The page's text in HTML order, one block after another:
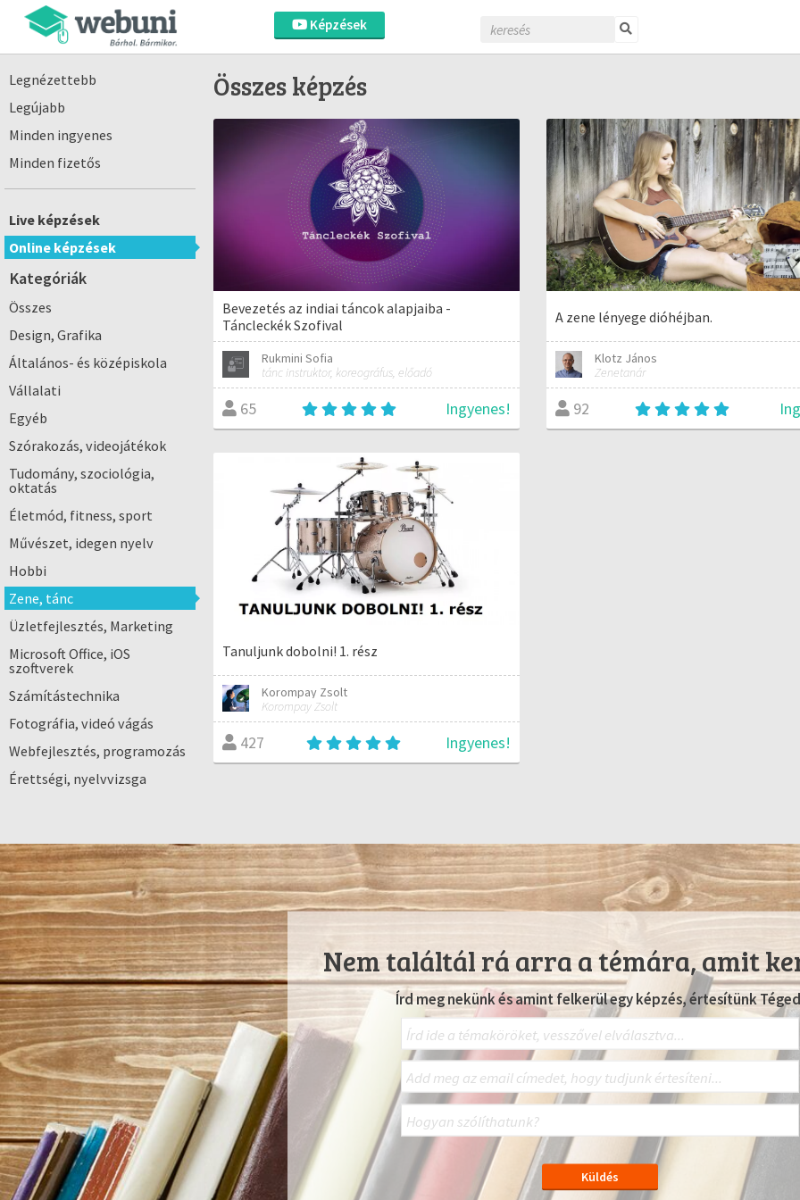
Képzések
Legnézettebb
Legújabb
Minden ingyenes
Minden fizetős
Live képzések
Online képzések
Kategóriák
Összes
Design, Grafika
Általános- és középiskola
Vállalati
Egyéb
Szórakozás, videojátékok
Tudomány, szociológia,
oktatás
Életmód, fitness, sport
Művészet, idegen nyelv
Hobbi
Zene, tánc
Üzletfejlesztés, Marketing
Microsoft Office, iOS
szoftverek
Számítástechnika
Fotográfia, videó vágás
Webfejlesztés, programozás
Érettségi, nyelvvizsga
Összes képzés
Bevezetés az indiai táncok alapjaiba -
Táncleckék Szofival
Rukmini Sofia
tánc instruktor, koreográfus, előadó
65 Ingyenes!
A zene lényege dióhéjban.
Klotz János
Zenetanár
92
Tanuljunk dobolni! 1. rész
Korompay Zsolt
Korompay Zsolt
427 Ingyenes!
Nem találtál rá arra a témára, amit
Írd meg nekünk és amint felkerül egy képzés, értesítünk